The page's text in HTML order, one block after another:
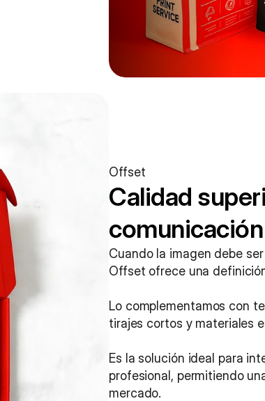
Offset
Calidad
Cuando la imagen debe
Offset ofrece una
Lo complementamos con
tirajes cortos y materiales
Es la solución ideal para
profesional, permitiendo
mercado.